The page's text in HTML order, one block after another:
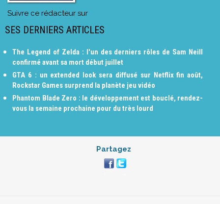
Suivre ce rédacteur sur
SES DERNIERS ARTICLES
The Legend of Zelda : l'un des derniers rôles de Sam Neill
confirmé avant sa mort début juillet
GTA 6 : un extended look sera diffusé sur Netflix fin août,
Rockstar Games surprend la planète jeu vidéo
Phantom Blade Zero : le développement est bouclé, rendez-
vous la semaine prochaine pour du très lourd
Partagez